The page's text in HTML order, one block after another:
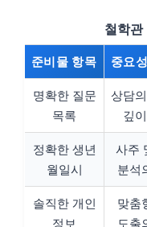
철학관
준비물 항목 중요성
명확한 질문
목록
상담
깊
정확한 생년
월일시
사주
분석
솔직한 개인
정보
맞춤
도출